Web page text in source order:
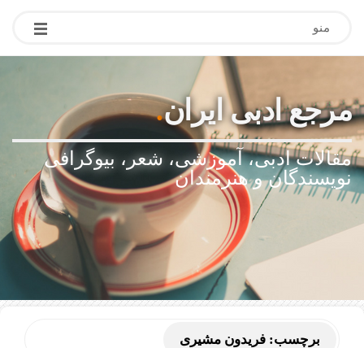
منو
مرجع ادبی ایران.
مقالات ادبی، آموزشی، شعر، بیوگرافی
نویسندگان و هنرمندان
برچسب: فریدون مشیری